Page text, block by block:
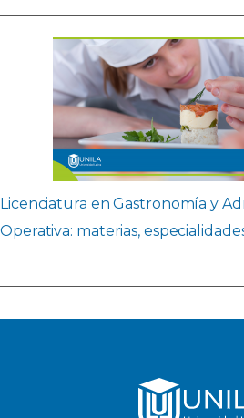
Licenciatura en Gastronomía y
Operativa: materias,